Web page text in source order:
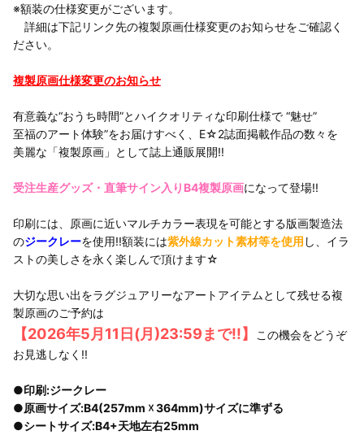
※額装の仕様変更がございます。
詳細は下記リンク先の複製原画仕様変更のお知らせをご確認く
ださい。
複製原画仕様変更のお知らせ
有意義な“おうち時間”とハイクオリティな印刷仕様で “魅せ”
至福のアート体験”をお届けすべく、E☆2誌面掲載作品の数々を
美麗な「複製原画」として誌上通販展開!!
受注生産グッズ・直筆サイン入りB4複製原画になって登場!!
印刷には、原画に近いマルチカラー表現を可能とする版画製造法
のジークレーを使用!!額装には紫外線カット素材等を使用 し、イラ
ストの美しさを永く楽しんで頂けます☆
大切な思い出をラグジュアリーなアートアイテムとして残せる複
製原画のご予約は
【2026年5月11日(月)23:59まで!!】
この機会をどうぞ
お見逃しなく!!
●印刷:ジークレー
●原画サイズ:B4(257mm ☓ 364mm)サイズに準ずる
●シートサイズ:B4+天地左右25mm